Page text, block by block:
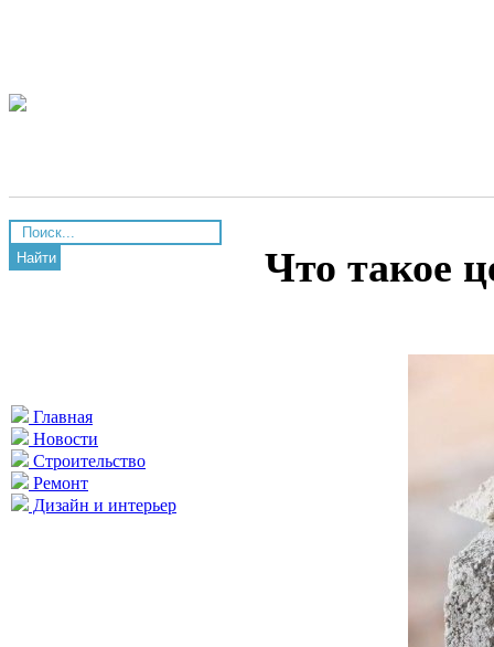
Найти
Главная
Новости
Строительство
Ремонт
Дизайн и интерьер
Что такое